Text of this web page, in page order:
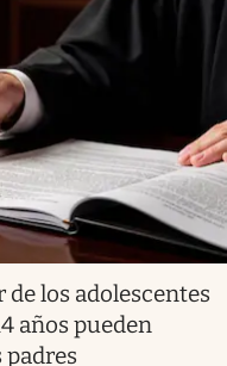
de los adolescentes
años pueden
padres